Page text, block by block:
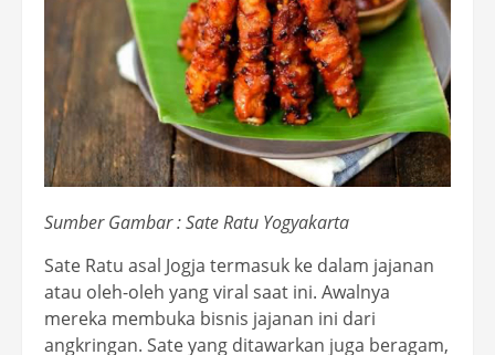
Sumber Gambar : Sate Ratu Yogyakarta
Sate Ratu asal Jogja termasuk ke dalam jajanan
atau oleh-oleh yang viral saat ini. Awalnya
mereka membuka bisnis jajanan ini dari
angkringan. Sate yang ditawarkan juga beragam,